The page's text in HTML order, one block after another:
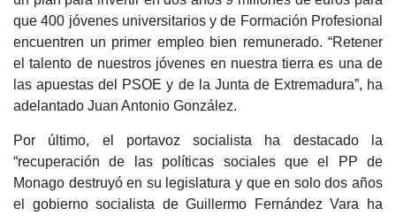
que 400 jóvenes universitarios y de Formación Profesional
encuentren un primer empleo bien remunerado. “Retener
el talento de nuestros jóvenes en nuestra tierra es una de
las apuestas del PSOE y de la Junta de Extremadura”, ha
adelantado Juan Antonio González.
Por último, el portavoz socialista ha destacado la
“recuperación de las políticas sociales que el PP de
Monago destruyó en su legislatura y que en solo dos años
el gobierno socialista de Guillermo Fernández Vara ha